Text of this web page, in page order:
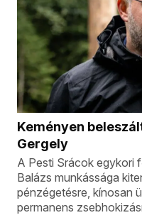
Keményen
Gergely
A Pesti Srácok egykori
Balázs munkássága
pénzégetésre, kínosan
permanens